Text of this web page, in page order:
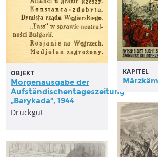
OBJEKT
Morgenausgabe der
Aufständischentageszeitung
„Barykada“, 1944
Druckgut
KAPITEL